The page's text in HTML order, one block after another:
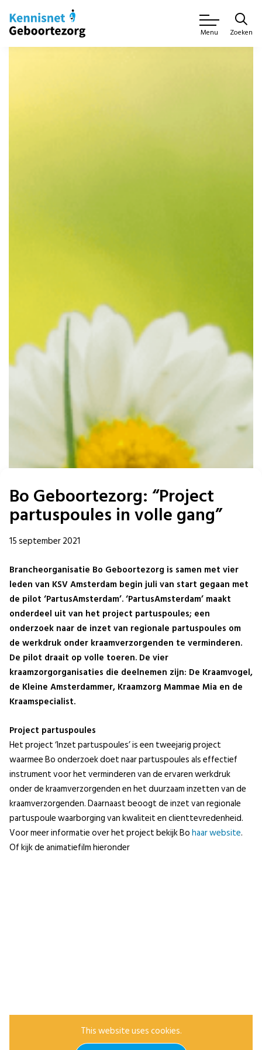
Menu Zoeken
Bo Geboortezorg: “Project
partuspoules in volle gang”
15 september 2021
Brancheorganisatie Bo Geboortezorg is samen met vier
leden van KSV Amsterdam begin juli van start gegaan met
de pilot ‘PartusAmsterdam’. ‘PartusAmsterdam’ maakt
onderdeel uit van het project partuspoules; een
onderzoek naar de inzet van regionale partuspoules om
de werkdruk onder kraamverzorgenden te verminderen.
De pilot draait op volle toeren. De vier
kraamzorgorganisaties die deelnemen zijn: De Kraamvogel,
de Kleine Amsterdammer, Kraamzorg Mammae Mia en de
Kraamspecialist.
Project partuspoules
Het project ‘Inzet partuspoules’ is een tweejarig project
waarmee Bo onderzoek doet naar partuspoules als effectief
instrument voor het verminderen van de ervaren werkdruk
onder de kraamverzorgenden en het duurzaam inzetten van de
kraamverzorgenden. Daarnaast beoogt de inzet van regionale
partuspoule waarborging van kwaliteit en clienttevredenheid.
Voor meer informatie over het project bekijk Bohaar website.
Of kijk de animatiefilm hieronder
This website uses cookies.